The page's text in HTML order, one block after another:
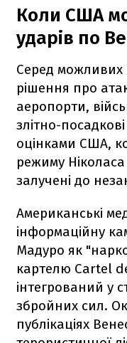
Коли США
ударів по
Серед можливих
рішення про
аеропорти,
злітно-
оцінками США,
режиму
залучені до
Американські
інформаційну
Мадуро як
картелю Cartel
інтегрований у
збройних сил.
публікаціях